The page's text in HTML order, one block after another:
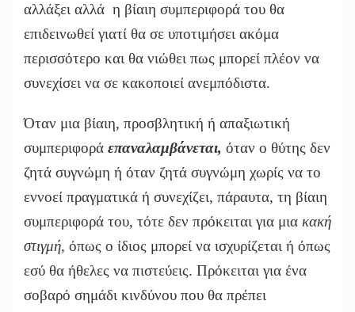
αλλάξει αλλά η βίαιη συμπεριφορά του θα
επιδεινωθεί γιατί θα σε υποτιμήσει ακόμα
περισσότερο και θα νιώθει πως μπορεί πλέον να
συνεχίσει να σε κακοποιεί ανεμπόδιστα.
Όταν μια βίαιη, προσβλητική ή απαξιωτική
συμπεριφορά επαναλαμβάνεται, όταν ο θύτης δεν
ζητά συγνώμη ή όταν ζητά συγνώμη χωρίς να το
εννοεί πραγματικά ή συνεχίζει, πάραυτα, τη βίαιη
συμπεριφορά του, τότε δεν πρόκειται για μια κακή
στιγμή, όπως ο ίδιος μπορεί να ισχυρίζεται ή όπως
εσύ θα ήθελες να πιστεύεις. Πρόκειται για ένα
σοβαρό σημάδι κινδύνου που θα πρέπει